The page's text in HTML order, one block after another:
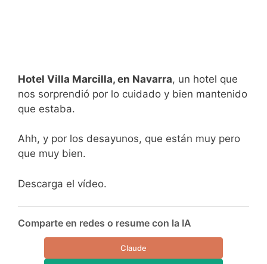
Hotel Villa Marcilla, en Navarra, un hotel que
nos sorprendió por lo cuidado y bien mantenido
que estaba.
Ahh, y por los desayunos, que están muy pero
que muy bien.
Descarga el vídeo.
Comparte en redes o resume con la IA
Claude